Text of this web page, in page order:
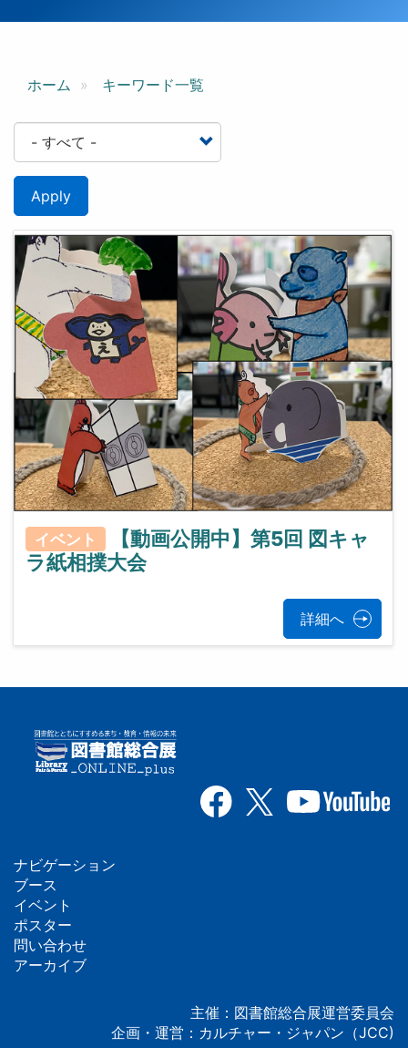
ホーム キーワード一覧
Apply
イベント
【動画公開中】第5回 図キャ
ラ紙相撲大会
詳細へ
フ
ッ
タ
ナビゲーション
ブース
イベント
ポスター
問い合わせ
アーカイブ
主催：図書館総合展運営委員会
企画・運営：カルチャー・ジャパン（JCC)